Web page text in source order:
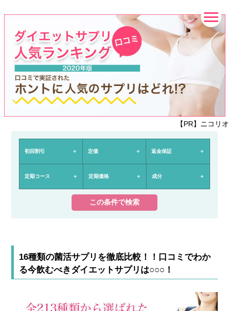
【PR】ニコリオ
初回割引 定価 返金保証
定期コース 定期価格 成分
16種類の菌活サプリを徹底比較！！口コミでわか
る今飲むべきダイエットサプリは○○○！